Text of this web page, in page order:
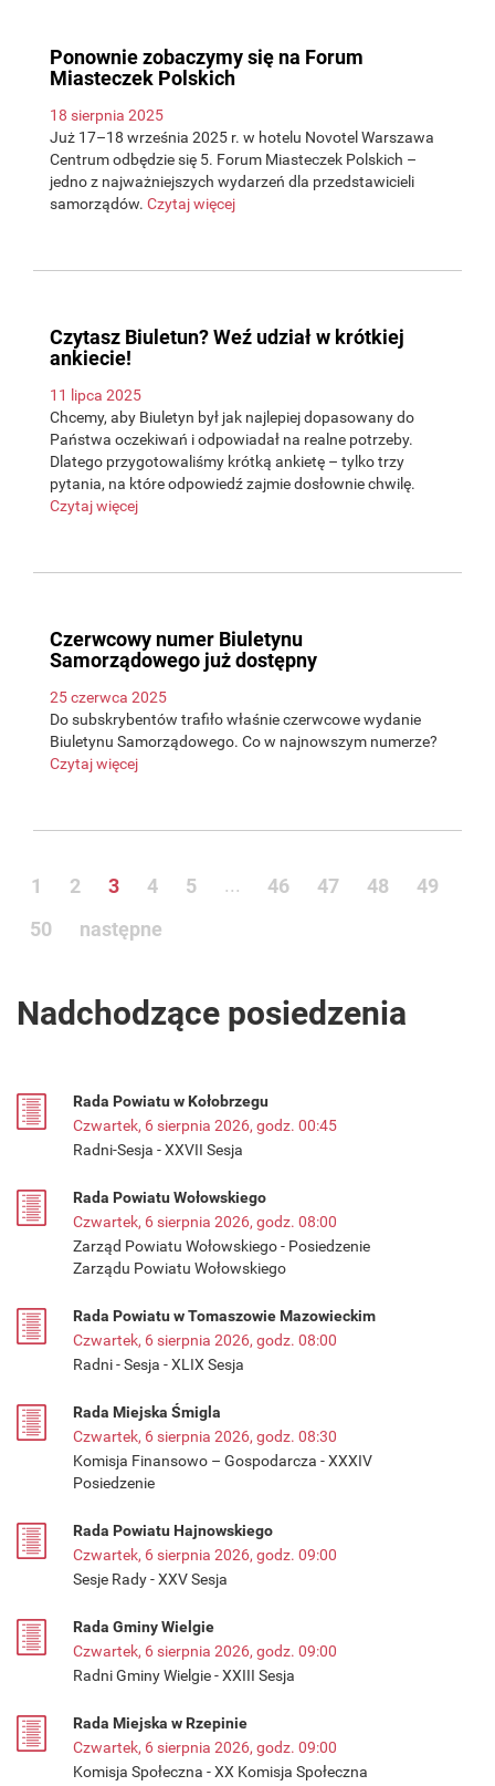
Ponownie zobaczymy się na Forum
Miasteczek Polskich
18 sierpnia 2025
Już 17–18 września 2025 r. w hotelu Novotel Warszawa
Centrum odbędzie się 5. Forum Miasteczek Polskich –
jedno z najważniejszych wydarzeń dla przedstawicieli
samorządów. Czytaj więcej
Czytasz Biuletun? Weź udział w krótkiej
ankiecie!
11 lipca 2025
Chcemy, aby Biuletyn był jak najlepiej dopasowany do
Państwa oczekiwań i odpowiadał na realne potrzeby.
Dlatego przygotowaliśmy krótką ankietę – tylko trzy
pytania, na które odpowiedź zajmie dosłownie chwilę.
Czytaj więcej
Czerwcowy numer Biuletynu
Samorządowego już dostępny
25 czerwca 2025
Do subskrybentów trafiło właśnie czerwcowe wydanie
Biuletynu Samorządowego. Co w najnowszym numerze?
Czytaj więcej
1 2 3 4 5 ... 46 47 48
49
50
następne
Nadchodzące posiedzenia
Rada Powiatu w Kołobrzegu
Czwartek, 6 sierpnia 2026, godz. 00:45
Radni-Sesja - XXVII Sesja
Rada Powiatu Wołowskiego
Czwartek, 6 sierpnia 2026, godz. 08:00
Zarząd Powiatu Wołowskiego - Posiedzenie
Zarządu Powiatu Wołowskiego
Rada Powiatu w Tomaszowie Mazowieckim
Czwartek, 6 sierpnia 2026, godz. 08:00
Radni - Sesja - XLIX Sesja
Rada Miejska Śmigla
Czwartek, 6 sierpnia 2026, godz. 08:30
Komisja Finansowo – Gospodarcza - XXXIV
Posiedzenie
Rada Powiatu Hajnowskiego
Czwartek, 6 sierpnia 2026, godz. 09:00
Sesje Rady - XXV Sesja
Rada Gminy Wielgie
Czwartek, 6 sierpnia 2026, godz. 09:00
Radni Gminy Wielgie - XXIII Sesja
Rada Miejska w Rzepinie
Czwartek, 6 sierpnia 2026, godz. 09:00
Komisja Społeczna - XX Komisja Społeczna